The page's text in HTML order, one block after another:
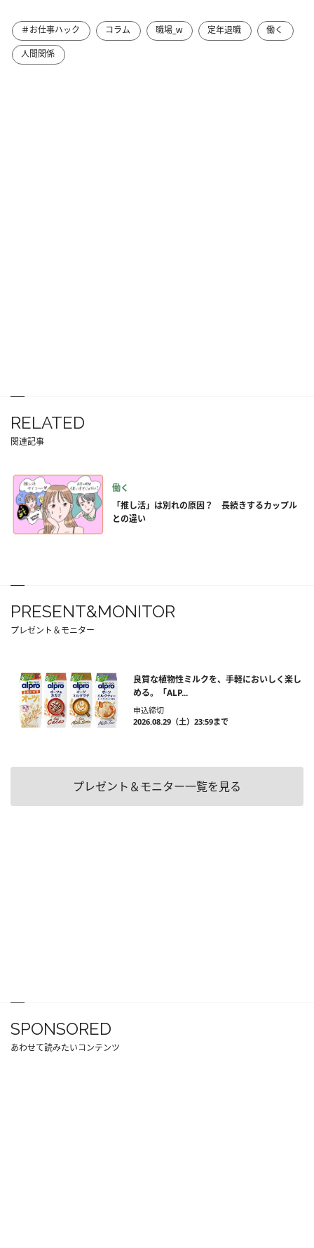
＃お仕事ハック コラム 職場_w 定年退職
働く
人間関係
RELATED
関連記事
働く
「推し活」は別れの原因？ 長続きするカップル
との違い
PRESENT&MONITOR
プレゼント＆モニター
良質な植物性ミルクを、手軽においしく楽し
める。「ALP...
申込締切
2026.08.29（土）23:59まで
プレゼント＆モニター一覧を見る
SPONSORED
あわせて読みたいコンテンツ